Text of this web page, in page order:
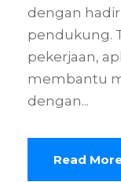
dengan
pendukung.
pekerjaan,
membantu
dengan...
Read